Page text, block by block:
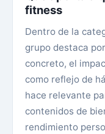
fitness
Dentro de la
grupo destaca
concreto, el
como reflejo de
hace relevante
contenidos de
rendimiento